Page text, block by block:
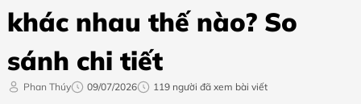
khác nhau thế nào? So
sánh chi tiết
Phan Thúy 09/07/2026 119 người đã xem bài viết